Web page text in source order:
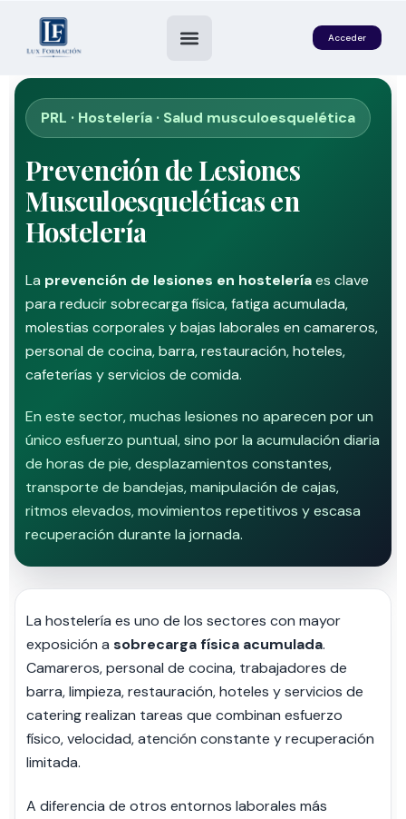
Acceder
PRL · Hostelería · Salud musculoesquelética
Prevención de Lesiones
Musculoesqueléticas en
Hostelería
La prevención de lesiones en hosteleríaes clave
para reducir sobrecarga física, fatiga acumulada,
molestias corporales y bajas laborales en camareros,
personal de cocina, barra, restauración, hoteles,
cafeterías y servicios de comida.
En este sector, muchas lesiones no aparecen por un
único esfuerzo puntual, sino por la acumulación diaria
de horas de pie, desplazamientos constantes,
transporte de bandejas, manipulación de cajas,
ritmos elevados, movimientos repetitivos y escasa
recuperación durante la jornada.
La hostelería es uno de los sectores con mayor
exposición a sobrecarga física acumulada.
Camareros, personal de cocina, trabajadores de
barra, limpieza, restauración, hoteles y servicios de
catering realizan tareas que combinan esfuerzo
físico, velocidad, atención constante y recuperación
limitada.
A diferencia de otros entornos laborales más